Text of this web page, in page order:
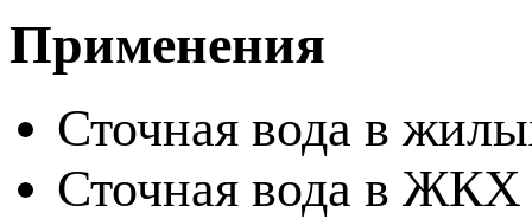
Применения
Сточная вода в
Сточная вода в ЖКХ